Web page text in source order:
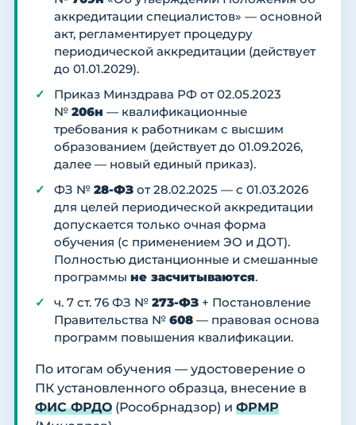
аккредитации специалистов» — основной
акт, регламентирует процедуру
периодической аккредитации (действует
до 01.01.2029).
Приказ Минздрава РФ от 02.05.2023
№ 206н — квалификационные
требования к работникам с высшим
образованием (действует до 01.09.2026,
далее — новый единый приказ).
ФЗ № 28-ФЗ от 28.02.2025 — с 01.03.2026
для целей периодической аккредитации
допускается только очная форма
обучения (с применением ЭО и ДОТ).
Полностью дистанционные и смешанные
программы не засчитываются.
ч. 7 ст. 76 ФЗ № 273-ФЗ + Постановление
Правительства № 608 — правовая основа
программ повышения квалификации.
По итогам обучения — удостоверение о
ПК установленного образца, внесение в
ФИС ФРДО (Рособрнадзор) и ФРМР